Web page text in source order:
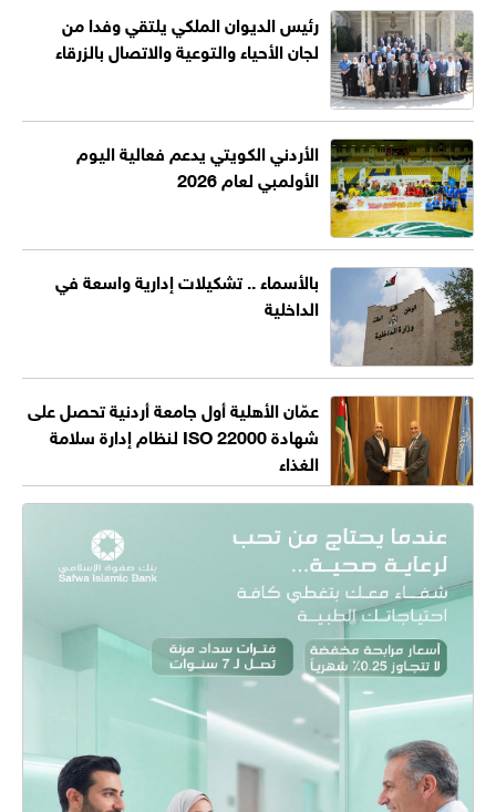
رئيس الديوان الملكي يلتقي وفدا من
لجان الأحياء والتوعية والاتصال بالزرقاء
الأردني الكويتي يدعم فعالية اليوم
الأولمبي لعام 2026
بالأسماء .. تشكيلات إدارية واسعة في
الداخلية
عمّان الأهلية أول جامعة أردنية تحصل على
شهادة ISO 22000 لنظام إدارة سلامة
الغذاء